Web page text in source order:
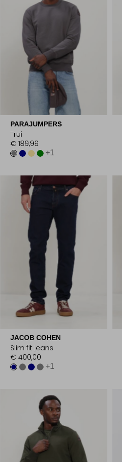
PARAJUMPERS
Trui
€ 189,99
+1
JACOB COHEN
Slim fit jeans
€ 400,00
+1